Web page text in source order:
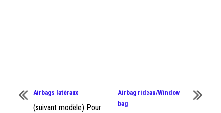
Airbags latéraux
(suivant modèle) Pour
Airbag rideau/Window
bag